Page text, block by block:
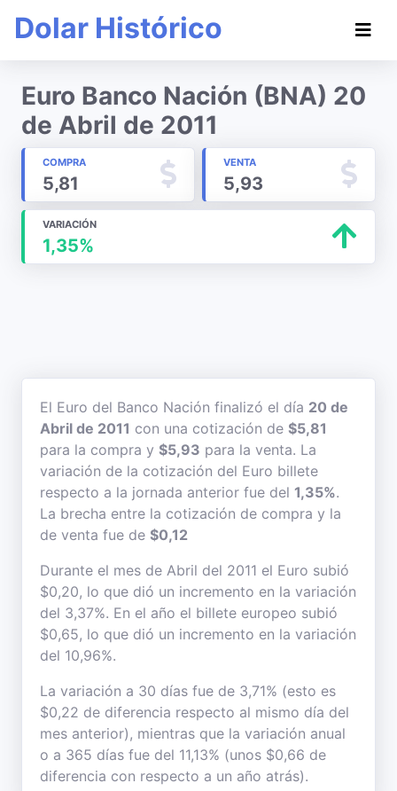
Dolar Histórico
Euro Banco Nación (BNA) 20
de Abril de 2011
COMPRA
5,81
VENTA
5,93
VARIACIÓN
1,35%
El Euro del Banco Nación finalizó el día 20 de
Abril de 2011 con una cotización de $5,81
para la compra y $5,93 para la venta. La
variación de la cotización del Euro billete
respecto a la jornada anterior fue del 1,35%.
La brecha entre la cotización de compra y la
de venta fue de $0,12
Durante el mes de Abril del 2011 el Euro subió
$0,20, lo que dió un incremento en la variación
del 3,37%. En el año el billete europeo subió
$0,65, lo que dió un incremento en la variación
del 10,96%.
La variación a 30 días fue de 3,71% (esto es
$0,22 de diferencia respecto al mismo día del
mes anterior), mientras que la variación anual
o a 365 días fue del 11,13% (unos $0,66 de
diferencia con respecto a un año atrás).